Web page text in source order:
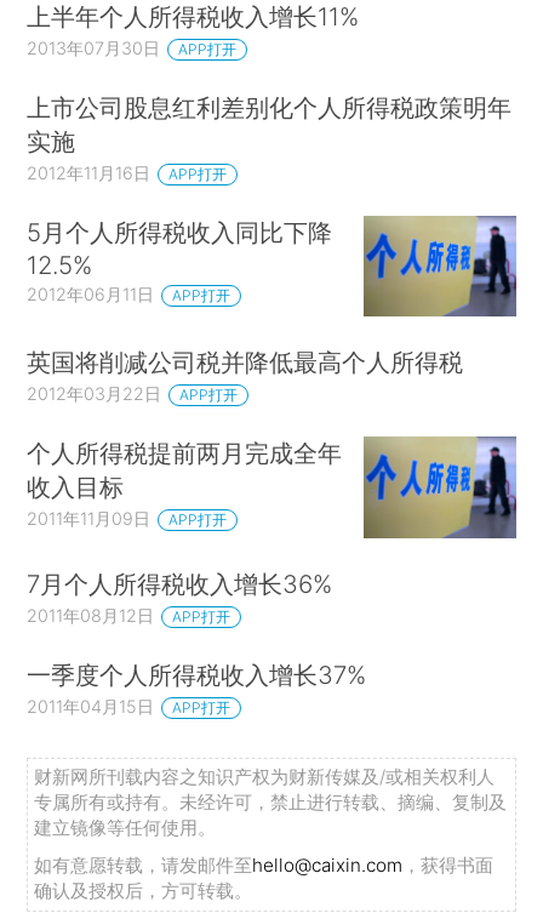
上半年个人所得税收入增长11%
2013年07月30日 APP打开
上市公司股息红利差别化个人所得税政策明年
实施
2012年11月16日 APP打开
5月个人所得税收入同比下降
12.5%
2012年06月11日 APP打开
英国将削减公司税并降低最高个人所得税
2012年03月22日 APP打开
个人所得税提前两月完成全年
收入目标
2011年11月09日 APP打开
7月个人所得税收入增长36%
2011年08月12日 APP打开
一季度个人所得税收入增长37%
2011年04月15日 APP打开
财新网所刊载内容之知识产权为财新传媒及/或相关权利人
专属所有或持有。未经许可，禁止进行转载、摘编、复制及
建立镜像等任何使用。
如有意愿转载，请发邮件至hello@caixin.com ，获得书面
确认及授权后，方可转载。